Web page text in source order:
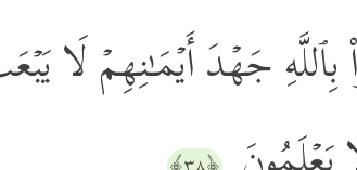
بِٱللَّهِ جَهۡدَ أَیۡمَـٰنِهِمۡ لَا